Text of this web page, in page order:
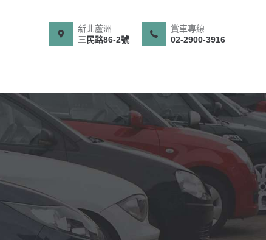
新北蘆洲
三民路86-2號
賞車專線
02-2900-3916